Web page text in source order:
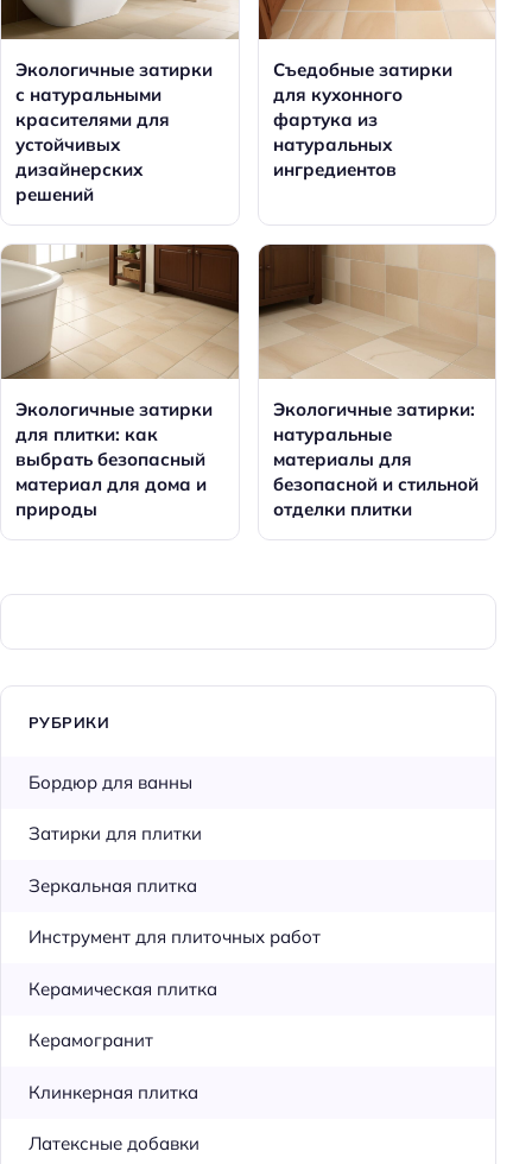
Экологичные затирки
с натуральными
красителями для
устойчивых
дизайнерских
решений
Съедобные затирки
для кухонного
фартука из
натуральных
ингредиентов
Экологичные затирки
для плитки: как
выбрать безопасный
материал для дома и
природы
Экологичные затирки:
натуральные
материалы для
безопасной и стильной
отделки плитки
РУБРИКИ
Бордюр для ванны
Затирки для плитки
Зеркальная плитка
Инструмент для плиточных работ
Керамическая плитка
Керамогранит
Клинкерная плитка
Латексные добавки